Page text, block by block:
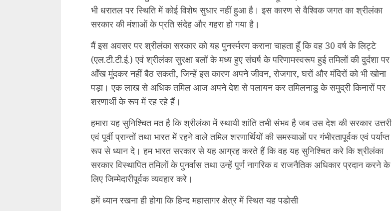
भी धरातल पर स्थिति में कोई विशेष सुधार नहीं हुआ है। इस कारण से वैश्विक जगत का श्रीलंका
सरकार की मंशाओं के प्रति संदेह और गहरा हो गया है।
मैं इस अवसर पर श्रीलंका सरकार को यह पुनर्स्मरण कराना चाहता हूँ कि वह 30 वर्ष के लिट्टे
(एल.टी.टी.ई.) एवं श्रीलंका सुरक्षा बलों के मध्य हुए संघर्ष के परिणामस्वरूप हुई तमिलों की दुर्दशा पर
आँख मुंदकर नहीं बैठ सकती, जिन्हें इस कारण अपने जीवन, रोजगार, घरों और मंदिरों को भी खोना
पड़ा। एक लाख से अधिक तमिल आज अपने देश से पलायन कर तमिलनाडु के समुद्री किनारों पर
शरणार्थी के रूप में रह रहे हैं।
हमारा यह सुनिश्चित मत है कि श्रीलंका में स्थायी शांति तभी संभव है जब उस देश की सरकार उत्तरी
एवं पूर्वी प्रान्तों तथा भारत में रहने वाले तमिल शरणार्थियों की समस्याओं पर गंभीरतापूर्वक एवं पर्याप्त
रूप से ध्यान दे। हम भारत सरकार से यह आग्रह करते हैं कि वह यह सुनिश्चित करे कि श्रीलंका
सरकार विस्थापित तमिलों के पुनर्वास तथा उन्हें पूर्ण नागरिक व राजनैतिक अधिकार प्रदान करने के
लिए जिम्मेदारीपूर्वक व्यवहार करे।
हमें ध्यान रखना ही होगा कि हिन्द महासागर क्षेत्र में स्थित यह पडोसी